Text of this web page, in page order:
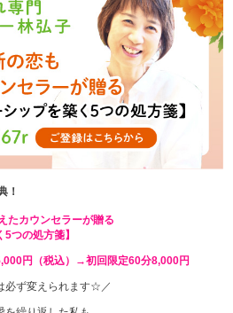
！
たカウンセラーが贈る
5つの処方箋】
円（税込）→初回限定60分8,000円
必ず変えられます☆／